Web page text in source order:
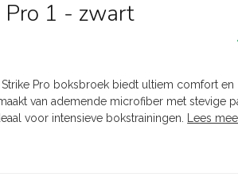
Pro 1 - zwart
Strike Pro boksbroek biedt ultiem comfort en
van ademende microfiber met stevige
voor intensieve bokstrainingen.
Lees